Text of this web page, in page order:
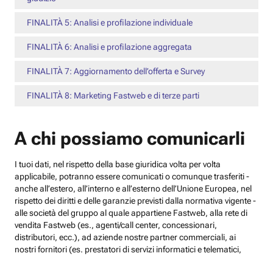
FINALITÀ 5: Analisi e profilazione individuale
FINALITÀ 6: Analisi e profilazione aggregata
FINALITÀ 7: Aggiornamento dell’offerta e Survey
FINALITÀ 8: Marketing Fastweb e di terze parti
A chi possiamo comunicarli
I tuoi dati, nel rispetto della base giuridica volta per volta
applicabile, potranno essere comunicati o comunque trasferiti -
anche all’estero, all’interno e all’esterno dell’Unione Europea, nel
rispetto dei diritti e delle garanzie previsti dalla normativa vigente -
alle società del gruppo al quale appartiene Fastweb, alla rete di
vendita Fastweb (es., agenti/call center, concessionari,
distributori, ecc.), ad aziende nostre partner commerciali, ai
nostri fornitori (es. prestatori di servizi informatici e telematici,